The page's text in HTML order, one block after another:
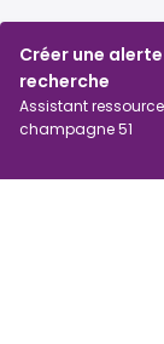
Créer une
recherche
Assistant
champagne 51